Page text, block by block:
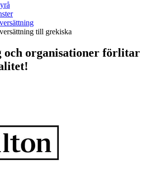
till grekiska
och organisationer förlitar